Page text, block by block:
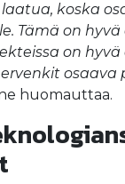
koska
Tämä on hyvä
on hyvä
osaava
huomauttaa.